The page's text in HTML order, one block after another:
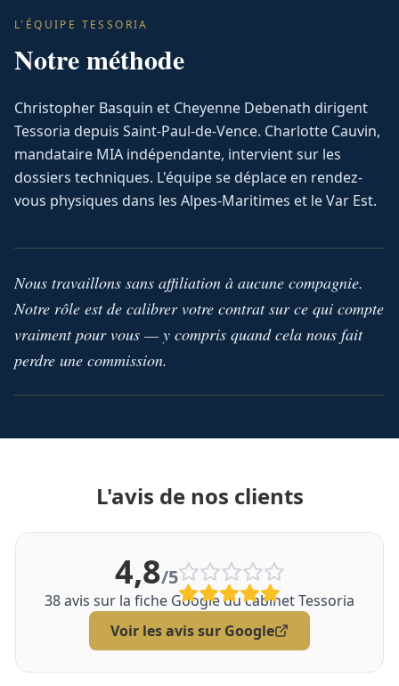
L'ÉQUIPE TESSORIA
Notre méthode
Christopher Basquin et Cheyenne Debenath dirigent
Tessoria depuis Saint-Paul-de-Vence. Charlotte Cauvin,
mandataire MIA indépendante, intervient sur les
dossiers techniques. L'équipe se déplace en rendez-
vous physiques dans les Alpes-Maritimes et le Var Est.
Nous travaillons sans affiliation à aucune compagnie.
Notre rôle est de calibrer votre contrat sur ce qui compte
vraiment pour vous — y compris quand cela nous fait
perdre une commission.
L'avis de nos clients
4,8/5
38avis sur la fiche Google du cabinet Tessoria
Voir les avis sur Google